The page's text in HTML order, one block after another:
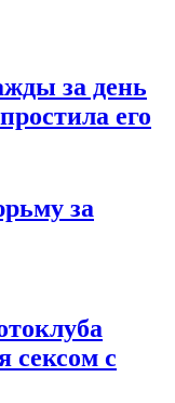
за день
его
за
сексом с